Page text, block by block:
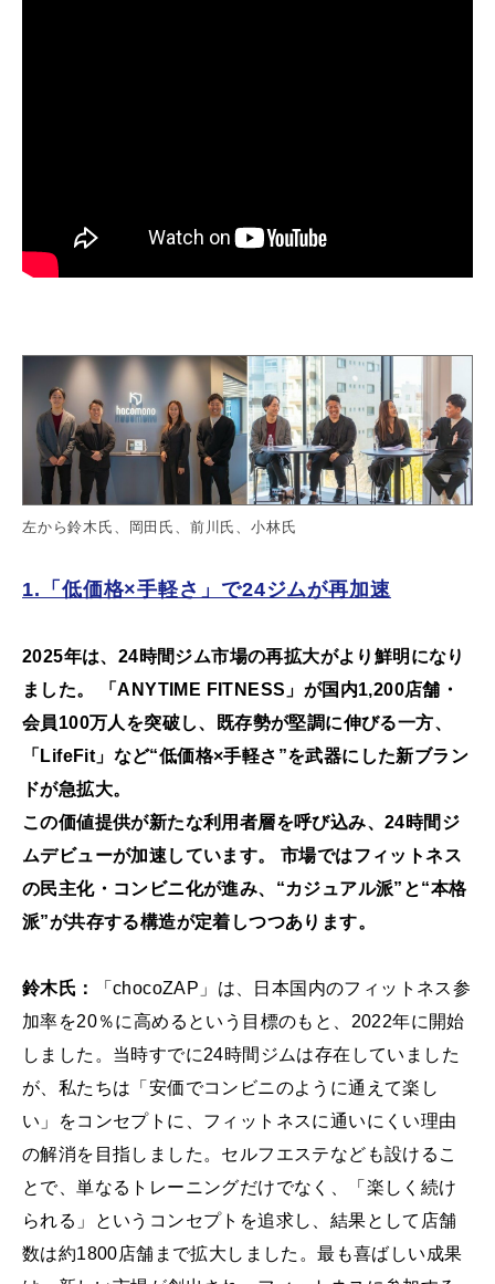
左から鈴木氏、岡田氏、前川氏、小林氏
1.「低価格×手軽さ」で24ジムが再加速
2025年は、24時間ジム市場の再拡大がより鮮明になり
ました。 「ANYTIME FITNESS」が国内1,200店舗・
会員100万人を突破し、既存勢が堅調に伸びる一方、
「LifeFit」など“低価格×手軽さ”を武器にした新ブラン
ドが急拡大。
この価値提供が新たな利用者層を呼び込み、24時間ジ
ムデビューが加速しています。 市場ではフィットネス
の民主化・コンビニ化が進み、“カジュアル派”と“本格
派”が共存する構造が定着しつつあります。
鈴木氏：
「chocoZAP」は、日本国内のフィットネス参
加率を20％に高めるという目標のもと、2022年に開始
しました。当時すでに24時間ジムは存在していました
が、私たちは「安価でコンビニのように通えて楽し
い」をコンセプトに、フィットネスに通いにくい理由
の解消を目指しました。セルフエステなども設けるこ
とで、単なるトレーニングだけでなく、「楽しく続け
られる」というコンセプトを追求し、結果として店舗
数は約1800店舗まで拡大しました。最も喜ばしい成果